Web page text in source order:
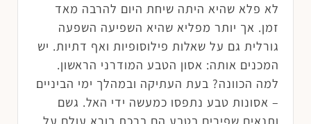
לא פלא שהיא היתה שיחת היום להרבה מאד
זמן. אך יותר מפליא שהיא השפיעה השפעה
גורלית גם על שאלות פילוסופיות ואף דתיות. יש
המכנים אותה: אסון הטבע המודרני הראשון.
למה הכוונה? בעת העתיקה ובמהלך ימי הביניים
– אסונות טבע נתפסו כמעשה ידי האל. גשם